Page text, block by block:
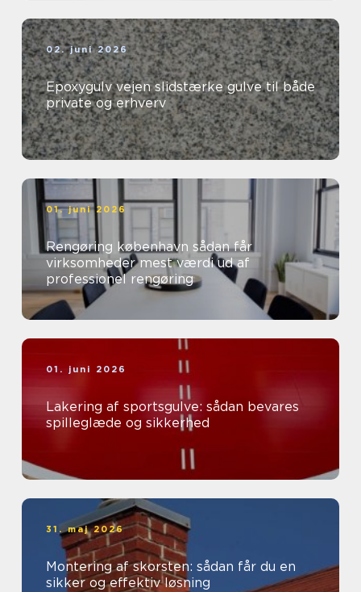
02. juni 2026
Epoxygulv vejen slidstærke gulve til både
private og erhverv
01. juni 2026
Rengøring københavn sådan får
virksomheder mest værdi ud af
professionel rengøring
01. juni 2026
Lakering af sportsgulve: sådan bevares
spilleglæde og sikkerhed
31. maj 2026
Montering af skorsten: sådan får du en
sikker og effektiv løsning